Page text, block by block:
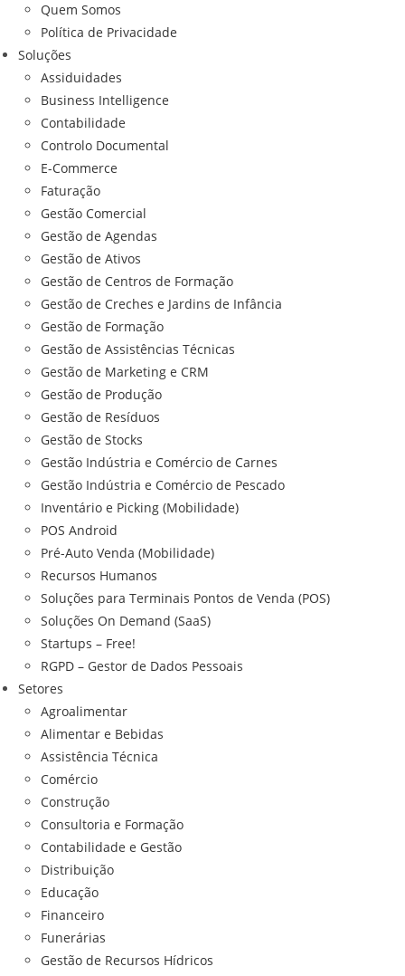
Quem Somos
Política de Privacidade
Soluções
Assiduidades
Business Intelligence
Contabilidade
Controlo Documental
E-Commerce
Faturação
Gestão Comercial
Gestão de Agendas
Gestão de Ativos
Gestão de Centros de Formação
Gestão de Creches e Jardins de Infância
Gestão de Formação
Gestão de Assistências Técnicas
Gestão de Marketing e CRM
Gestão de Produção
Gestão de Resíduos
Gestão de Stocks
Gestão Indústria e Comércio de Carnes
Gestão Indústria e Comércio de Pescado
Inventário e Picking (Mobilidade)
POS Android
Pré-Auto Venda (Mobilidade)
Recursos Humanos
Soluções para Terminais Pontos de Venda (POS)
Soluções On Demand (SaaS)
Startups – Free!
RGPD – Gestor de Dados Pessoais
Setores
Agroalimentar
Alimentar e Bebidas
Assistência Técnica
Comércio
Construção
Consultoria e Formação
Contabilidade e Gestão
Distribuição
Educação
Financeiro
Funerárias
Gestão de Recursos Hídricos